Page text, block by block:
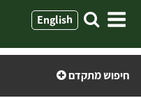
לתוכן
English
חיפוש מתקדם